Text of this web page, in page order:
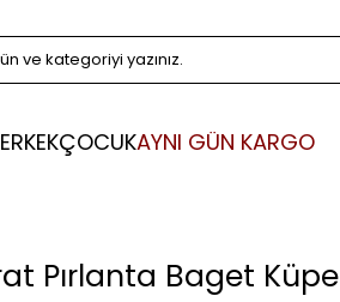
ERKEKÇOCUKAYNI GÜN KARGO
Pırlanta Baget Küpe